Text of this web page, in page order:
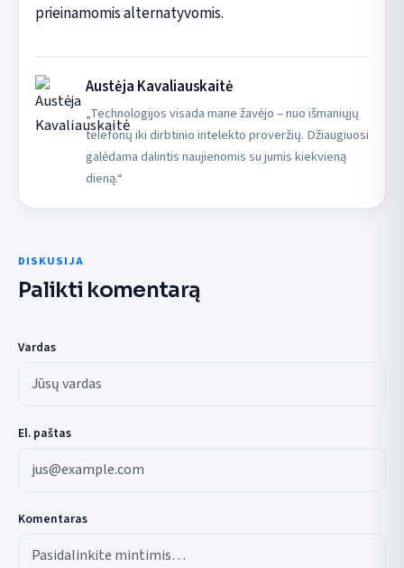
prieinamomis alternatyvomis.
Austėja Kavaliauskaitė
„Technologijos visada mane žavėjo – nuo išmaniųjų
telefonų iki dirbtinio intelekto proveržių. Džiaugiuosi
galėdama dalintis naujienomis su jumis kiekvieną
dieną.“
DISKUSIJA
Palikti komentarą
Vardas
El. paštas
Komentaras